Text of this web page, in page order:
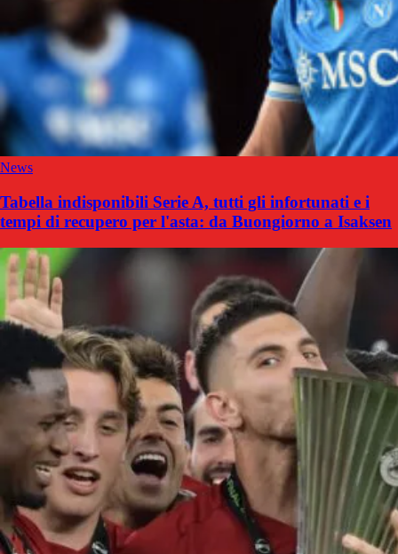
News
Tabella indisponibili Serie A, tutti gli infortunati e i
tempi di recupero per l'asta: da Buongiorno a Isaksen